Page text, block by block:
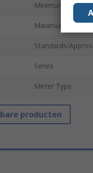
Minimum
Maximum
Standards/
Series
Meter Type
producten